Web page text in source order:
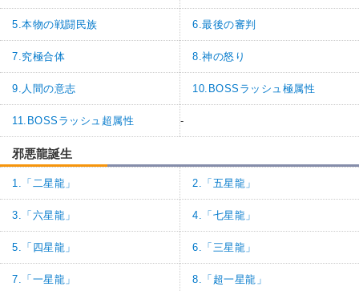
5.本物の戦闘民族 6.最後の審判
7.究極合体 8.神の怒り
9.人間の意志 10.BOSSラッシュ極属性
11.BOSSラッシュ超属性 -
邪悪龍誕生
1.「二星龍」 2.「五星龍」
3.「六星龍」 4.「七星龍」
5.「四星龍」 6.「三星龍」
7.「一星龍」 8.「超一星龍」